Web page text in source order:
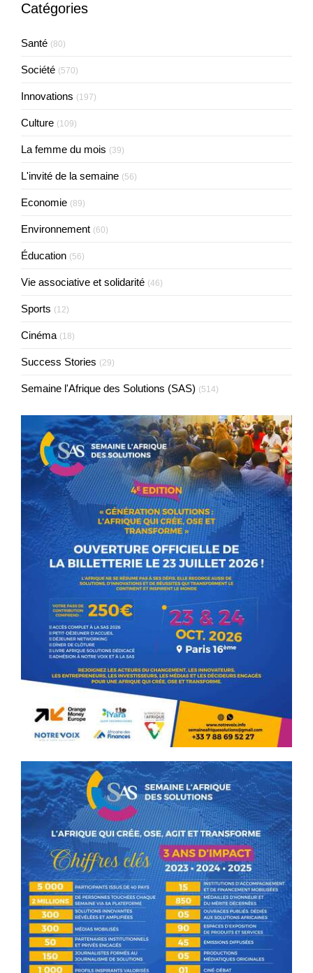
Catégories
Santé (80)
Société (570)
Innovations (197)
Culture (109)
La femme du mois (39)
L'invité de la semaine (56)
Economie (89)
Environnement (60)
Éducation (56)
Vie associative et solidarité (46)
Sports (12)
Cinéma (18)
Success Stories (29)
Semaine l'Afrique des Solutions (SAS) (514)